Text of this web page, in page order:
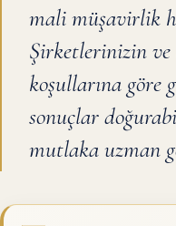
mali müşavirlik
Şirketlerinizin
koşullarına göre
sonuçlar
mutlaka uzman